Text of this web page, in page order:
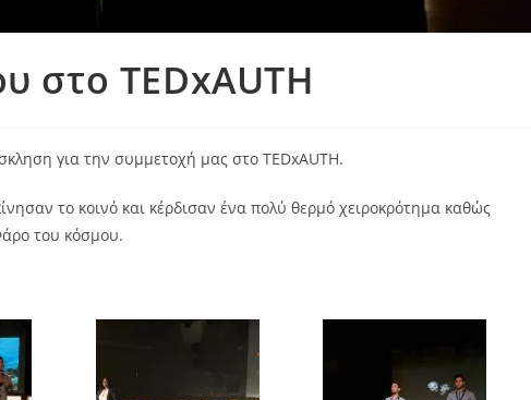
στο TEDxAUTH
για την συμμετοχή μας στο TEDxAUTH.
το κοινό και κέρδισαν ένα πολύ θερμό χειροκρότημα καθώς
του κόσμου.